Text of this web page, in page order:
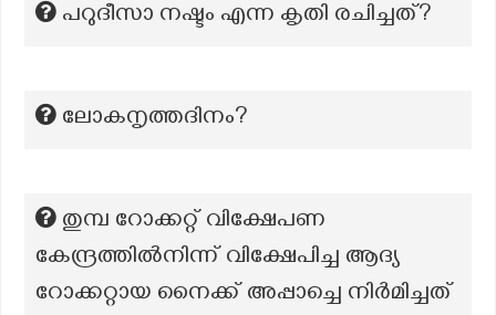
പറുദീസാ നഷ്ടം എന്ന കൃതി രചിച്ചത്?
ലോകനൃത്തദിനം?
തുമ്പ റോക്കറ്റ് വിക്ഷേപണ
കേന്ദ്രത്തിൽനിന്ന് വിക്ഷേപിച്ച ആദ്യ
റോക്കറ്റായ നൈക്ക് അപ്പാച്ചെ നിർമിച്ചത്